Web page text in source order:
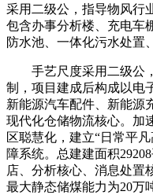
采用二级公，指导物风行
包含办事分析楼、充电车
防水池、一体化污水处置
手艺尺度采用二级公，
制，项目建成后构成以电
新能源汽车配件、新能源
现代化仓储物流核心。加
区聪慧化，建立“日常平
障系统。总建建面积
店、分析核心、消息处置
最大静态储煤能力为20万